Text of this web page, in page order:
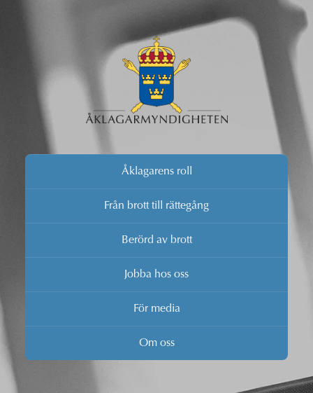
Åklagarens roll
Från brott till rättegång
Berörd av brott
Jobba hos oss
För media
Om oss